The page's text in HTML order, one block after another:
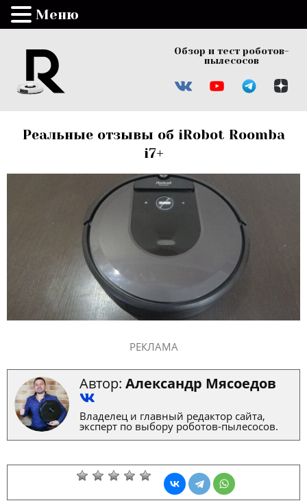
Обзор и тест роботов-
пылесосов
Реальные отзывы об iRobot Roomba
i7+
РЕКЛАМА
Автор: Александр Мясоедов
Владелец и главный редактор сайта,
эксперт по выбору роботов-пылесосов.
Меню